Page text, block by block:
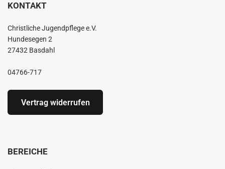
KONTAKT
Christliche Jugendpflege e.V.
Hundesegen 2
27432 Basdahl
04766-717
Vertrag widerrufen
BEREICHE